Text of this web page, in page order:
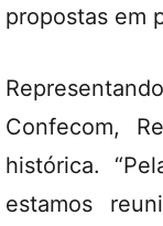
propostas em
Confecom,
histórica.
estamos